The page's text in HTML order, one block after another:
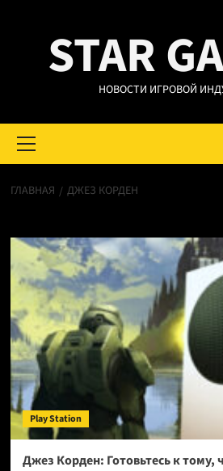
содержимомуSTAR
НОВОСТИ ИГРОВОЙ
меню
ГЛАВНАЯ ДЖЕЗ КОРДЕН
Play Station
Джез Корден: Готовьтесь к тому,